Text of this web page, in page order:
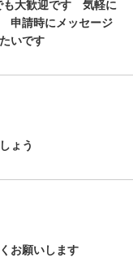
大歓迎です 気軽に
申請時にメッセージ
いです
ょう
お願いします